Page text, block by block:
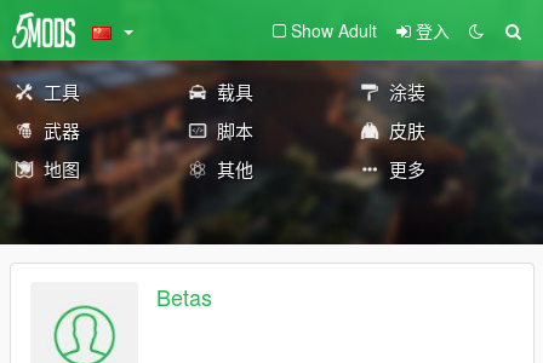
Show Adult 登入
工具 载具
涂装
武器
脚本
皮肤
地图
其他 更多
Betas